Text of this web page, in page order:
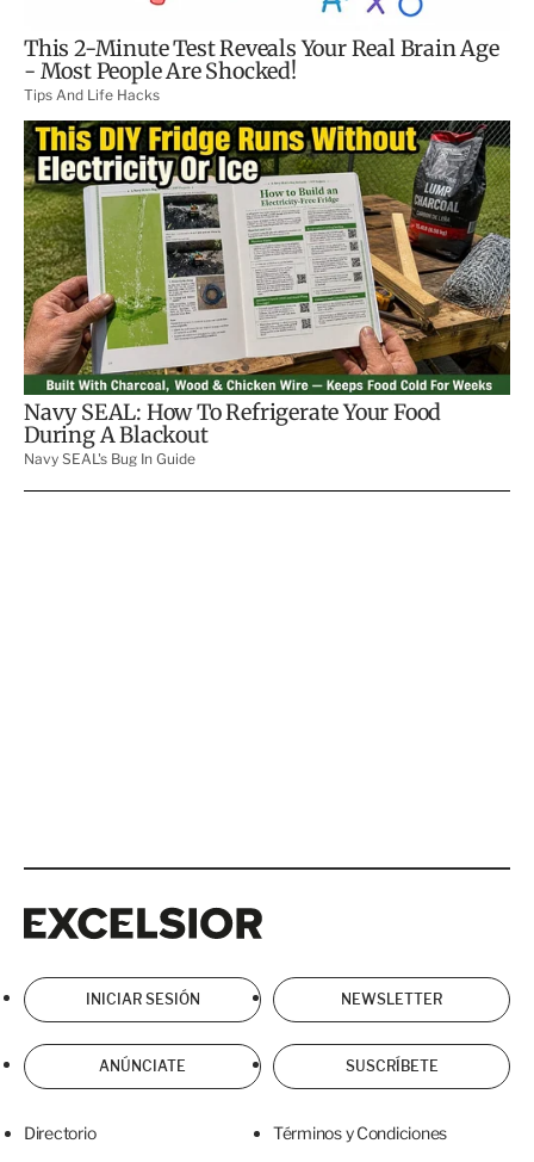
INICIAR SESIÓN NEWSLETTER
ANÚNCIATE SUSCRÍBETE
Directorio Términos y Condiciones